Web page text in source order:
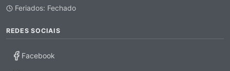
Feriados: Fechado
REDES SOCIAIS
Facebook